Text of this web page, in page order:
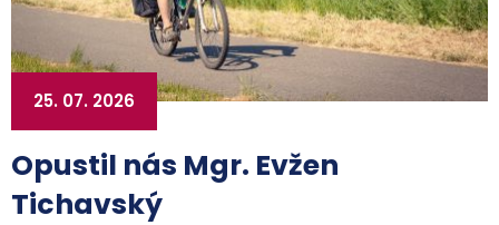
Opustil nás Mgr. Evžen
Tichavský
25. 07. 2026